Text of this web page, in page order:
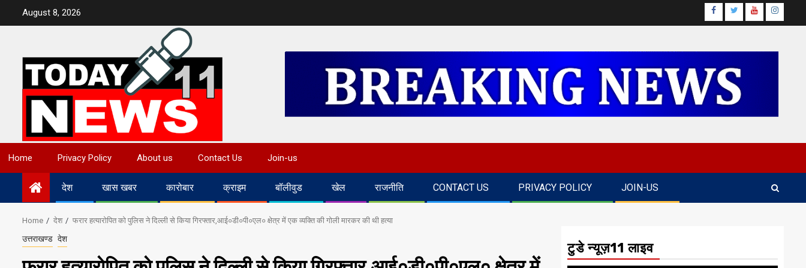
August 8, 2026 Facebook
TwitterYoutube
Home Privacy Policy About us Contact Us Join-us
देश खास खबर कारोबार क्राइम बॉलीवुड खेल राजनीति CONTACT US PRIVACY POLICY JOIN-US
Home देश फरार हत्याराेपित काे पुलिस ने दिल्ली से किया गिरफ्तार,आई०डी०पी०एल० क्षेत्र में एक व्यक्ति की गोली मारकर की थी हत्या
उत्तराखण्ड देश
टुडे न्यूज़11 लाइव